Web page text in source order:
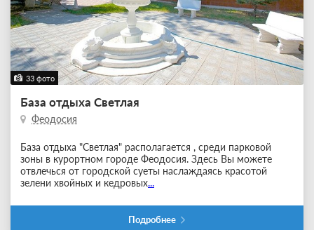
33 фото
База отдыха Светлая
Феодосия
База отдыха "Светлая" располагается , среди парковой
зоны в курортном городе Феодосия. Здесь Вы можете
отвлечься от городской суеты наслаждаясь красотой
зелени хвойных и кедровых...
Подробнее